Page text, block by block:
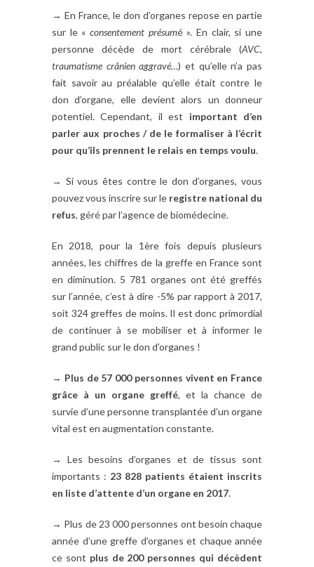
→ En France, le don d’organes repose en partie
sur le « consentement présumé ». En clair, si une
personne décède de mort cérébrale (AVC,
traumatisme crânien aggravé…) et qu’elle n’a pas
fait savoir au préalable qu’elle était contre le
don d’organe, elle devient alors un donneur
potentiel. Cependant, il est important d’en
parler aux proches / de le formaliser à l’écrit
pour qu’ils prennent le relais en temps voulu.
→ Si vous êtes contre le don d’organes, vous
pouvez vous inscrire sur le registre national du
refus, géré par l’agence de biomédecine.
En 2018, pour la 1ère fois depuis plusieurs
années, les chiffres de la greffe en France sont
en diminution. 5 781 organes ont été greffés
sur l’année, c’est à dire -5% par rapport à 2017,
soit 324 greffes de moins. Il est donc primordial
de continuer à se mobiliser et à informer le
grand public sur le don d’organes !
→ Plus de 57 000 personnes vivent en France
grâce à un organe greffé, et la chance de
survie d’une personne transplantée d’un organe
vital est en augmentation constante.
→ Les besoins d’organes et de tissus sont
importants : 23 828 patients étaient inscrits
en liste d’attente d’un organe en 2017.
→ Plus de 23 000 personnes ont besoin chaque
année d’une greffe d’organes et chaque année
ce sont plus de 200 personnes qui décèdent